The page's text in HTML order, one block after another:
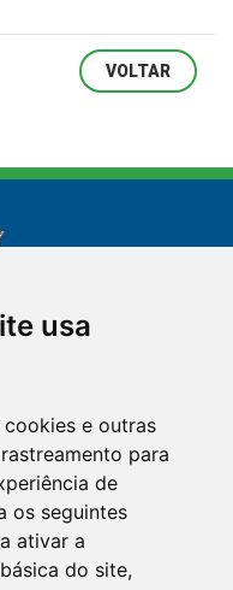
usa
e outras
para
de
os seguintes
ativar a
do site,
VOLTAR